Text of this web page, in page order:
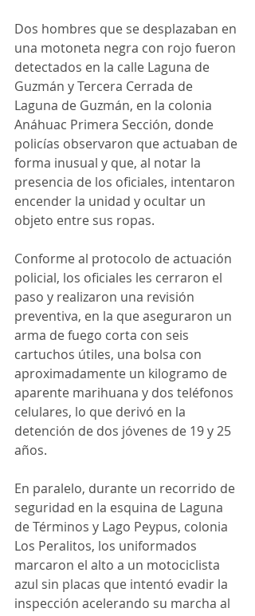
Dos hombres que se desplazaban en
una motoneta negra con rojo fueron
detectados en la calle Laguna de
Guzmán y Tercera Cerrada de
Laguna de Guzmán, en la colonia
Anáhuac Primera Sección, donde
policías observaron que actuaban de
forma inusual y que, al notar la
presencia de los oficiales, intentaron
encender la unidad y ocultar un
objeto entre sus ropas.
Conforme al protocolo de actuación
policial, los oficiales les cerraron el
paso y realizaron una revisión
preventiva, en la que aseguraron un
arma de fuego corta con seis
cartuchos útiles, una bolsa con
aproximadamente un kilogramo de
aparente marihuana y dos teléfonos
celulares, lo que derivó en la
detención de dos jóvenes de 19 y 25
años.
En paralelo, durante un recorrido de
seguridad en la esquina de Laguna
de Términos y Lago Peypus, colonia
Los Peralitos, los uniformados
marcaron el alto a un motociclista
azul sin placas que intentó evadir la
inspección acelerando su marcha al